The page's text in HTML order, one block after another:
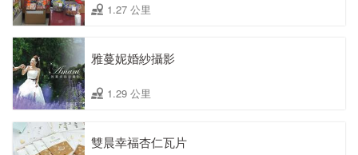
1.27 公里
雅蔓妮婚紗攝影
1.29 公里
雙晨幸福杏仁瓦片